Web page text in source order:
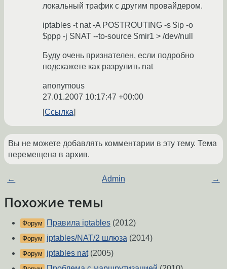
локальный трафик с другим провайдером.
iptables -t nat -A POSTROUTING -s $ip -o
$ppp -j SNAT --to-source $mir1 > /dev/null
Буду очень признателен, если подробно
подскажете как разрулить nat
anonymous
27.01.2007 10:17:47 +00:00
Ссылка
Вы не можете добавлять комментарии в эту тему. Тема
перемещена в архив.
← Admin →
Похожие темы
Форум Правила iptables (2012)
Форум iptables/NAT/2 шлюза (2014)
Форум iptables nat(2005)